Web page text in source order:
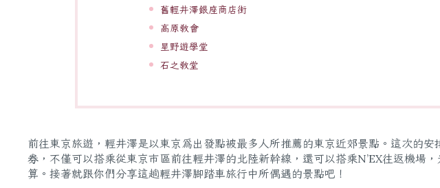
舊輕井澤銀座商店街
高原教會
星野遊學堂
石之教堂
前往東京旅遊，輕井澤是以東京為出發點被最多人所推薦的東京近郊景點。這次的安
券 ，不僅可以搭乘從東京市區前往輕井澤的北陸新幹線，還可以搭乘N’EX往返機場
算。接著就跟你們分享這趟輕井澤腳踏車旅行中所偶遇的景點吧！